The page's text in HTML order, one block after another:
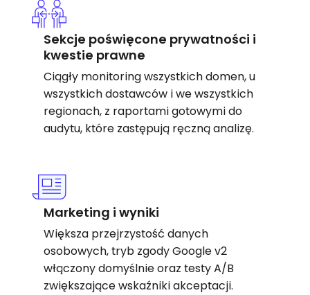
Sekcje poświęcone prywatności i
kwestie prawne
Ciągły monitoring wszystkich domen, u
wszystkich dostawców i we wszystkich
regionach, z raportami gotowymi do
audytu, które zastępują ręczną analizę.
Marketing i wyniki
Większa przejrzystość danych
osobowych, tryb zgody Google v2
włączony domyślnie oraz testy A/B
zwiększające wskaźniki akceptacji.